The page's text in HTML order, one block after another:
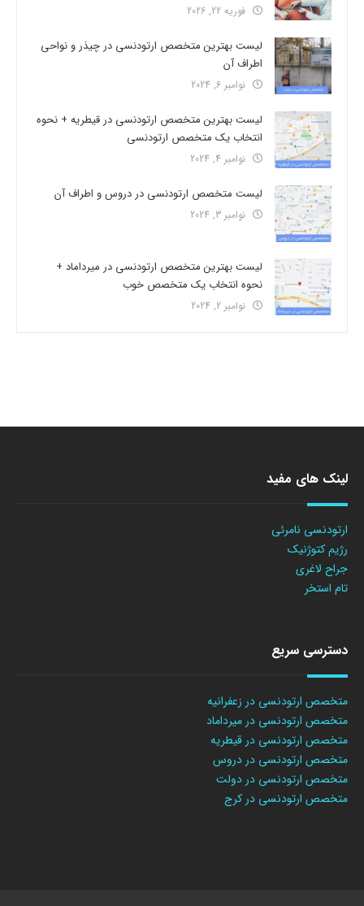
فوریه 22, 2026
لیست بهترین متخصص ارتودنسی در چیذر و نواحی
اطراف آن
نوامبر 6, 2024
لیست بهترین متخصص ارتودنسی در قیطریه + نحوه
انتخاب یک متخصص ارتودنسی
نوامبر 4, 2024
لیست متخصص ارتودنسی در دروس و اطراف آن
نوامبر 3, 2024
لیست بهترین متخصص ارتودنسی در میرداماد +
نحوه انتخاب یک متخصص خوب
نوامبر 2, 2024
لینک های مفید
ارتودنسی نامرئی
رژیم کتوژنیک
جراح لاغری
تام استخر
دسترسی سریع
متخصص ارتودنسی در زعفرانیه
متخصص ارتودنسی در میرداماد
متخصص ارتودنسی در قیطریه
متخصص ارتودنسی در دروس
متخصص ارتودنسی در دولت
متخصص ارتودنسی در کرج